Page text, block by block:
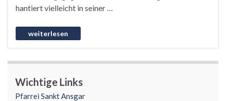
hantiert vielleicht in seiner …
Wichtige Links
Pfarrei Sankt Ansgar